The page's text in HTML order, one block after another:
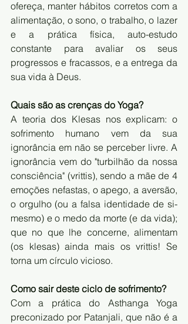
ofereça, manter hábitos corretos com a
alimentação, o sono, o trabalho, o lazer
e a prática física, auto-estudo
constante para avaliar os seus
progressos e fracassos, e a entrega da
sua vida à Deus.
Quais são as crenças do Yoga?
A teoria dos Klesas nos explicam: o
sofrimento humano vem da sua
ignorância em não se perceber livre. A
ignorância vem do "turbilhão da nossa
consciência" (vrittis), sendo a mãe de 4
emoções nefastas, o apego, a aversão,
o orgulho (ou a falsa identidade de si-
mesmo) e o medo da morte (e da vida);
que no que lhe concerne, alimentam
(os klesas) ainda mais os vrittis! Se
torna um círculo vicioso.
Como sair deste ciclo de sofrimento?
Com a prática do Asthanga Yoga
preconizado por Patanjali, que não é a